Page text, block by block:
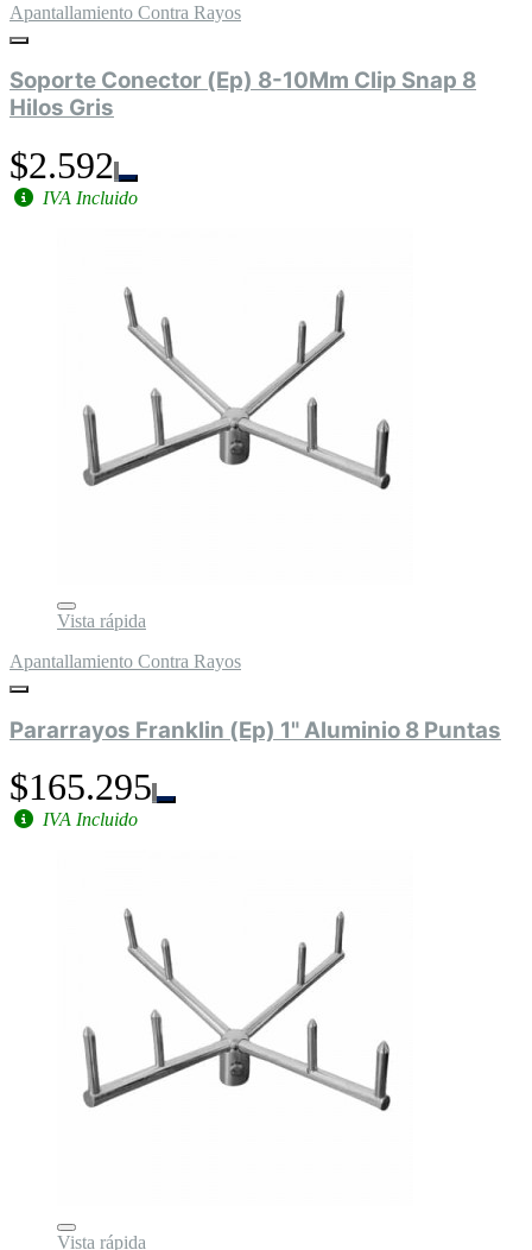
Apantallamiento Contra Rayos
Soporte Conector (Ep) 8-10Mm Clip Snap 8
Hilos Gris
$2.592
IVA Incluido
Vista rápida
Apantallamiento Contra Rayos
Pararrayos Franklin (Ep) 1" Aluminio 8 Puntas
$165.295
IVA Incluido
Vista rápida